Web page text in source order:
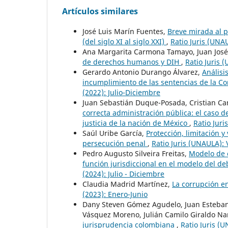
Artículos similares
José Luis Marín Fuentes, Breve mirada al
(del siglo XI al siglo XXI) , Ratio Juris
Ana Margarita Carmona Tamayo, Juan
de derechos humanos y DIH , Ratio Juris
Gerardo Antonio Durango Álvarez,
incumplimiento de las sentencias de la
(2022): Julio-Diciembre
Juan Sebastián Duque-Posada, Cristian
correcta administración pública: el caso
justicia de la nación de México , Ratio
Saúl Uribe García, Protección, limitación
persecución penal , Ratio Juris
Pedro Augusto Silveira Freitas, Modelo de
función jurisdiccional en el modelo del
(2024): Julio - Diciembre
Claudia Madrid Martínez, La corrupción
(2023): Enero-Junio
Dany Steven Gómez Agudelo, Juan
Vásquez Moreno, Julián Camilo Giraldo
jurisprudencia colombiana , Ratio Juris